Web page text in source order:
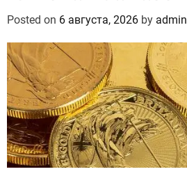
Posted on 6 августа, 2026 by admin